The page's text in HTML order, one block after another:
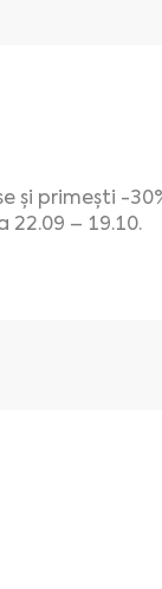
și primești -
– 19.10.